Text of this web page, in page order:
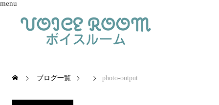
menu
ブログ一覧 photo-output